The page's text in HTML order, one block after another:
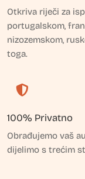
Otkriva riječi za
portugalskom,
nizozemskom,
toga.
100% Privatno
Obrađujemo vaš
dijelimo s trećim